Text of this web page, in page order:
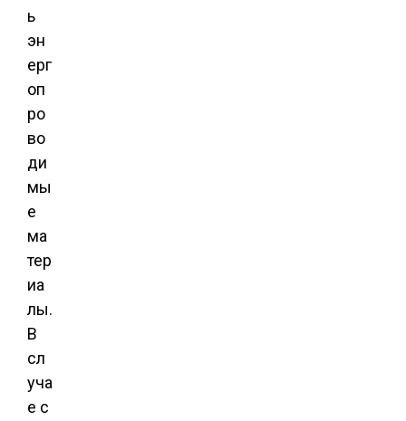
ь
эн
ерг
оп
ро
во
ди
мы
е
ма
тер
иа
лы.
В
сл
уча
е с